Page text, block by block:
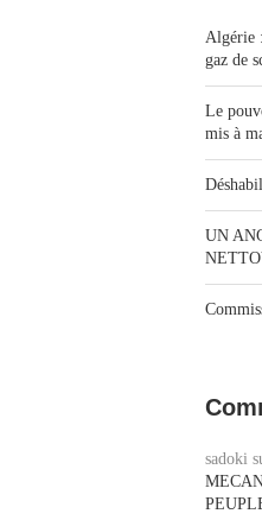
Algérie
gaz de
Le
mis à
UN
sadoki